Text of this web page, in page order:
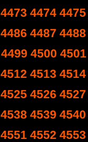
4473 4474 4475
4486 4487 4488
4499 4500 4501
4512 4513 4514
4525 4526 4527
4538 4539 4540
4551 4552 4553